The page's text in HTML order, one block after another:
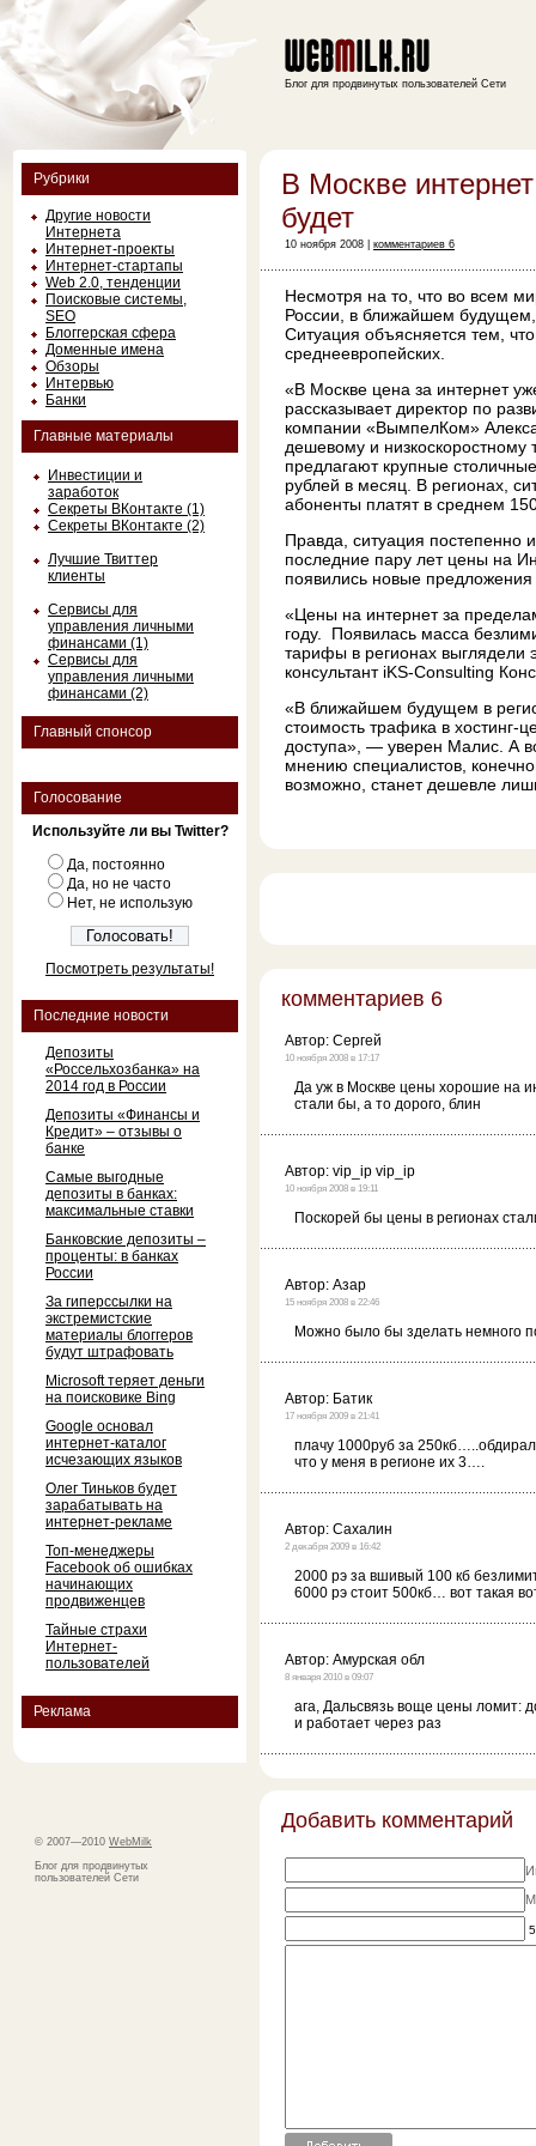
Рубрики
Другие новости
Интернета
Интернет-проекты
Интернет-стартапы
Web 2.0, тенденции
Поисковые системы,
SEO
Блоггерская сфера
Доменные имена
Обзоры
Интервью
Банки
Главные материалы
Инвестиции и
заработок
Секреты ВКонтакте (1)
Секреты ВКонтакте (2)
Лучшие Твиттер
клиенты
Сервисы для
управления личными
финансами (1)
Сервисы для
управления личными
финансами (2)
Главный спонсор
Голосование
Используйте ли вы Twitter?
Да, постоянно
Да, но не часто
Нет, не использую
Посмотреть результаты!
Последние новости
Депозиты
«Россельхозбанка» на
2014 год в России
Депозиты «Финансы и
Кредит» – отзывы о
банке
Самые выгодные
депозиты в банках:
максимальные ставки
Банковские депозиты –
проценты: в банках
России
За гиперссылки на
экстремистские
материалы блоггеров
будут штрафовать
Microsoft теряет деньги
на поисковике Bing
Google основал
интернет-каталог
исчезающих языков
Олег Тиньков будет
зарабатывать на
интернет-рекламе
Топ-менеджеры
Facebook об ошибках
начинающих
продвиженцев
Тайные страхи
Интернет-
пользователей
Реклама
© 2007—2010 WebMilk
Блог для продвинутых
пользователей Сети
Блог для продвинутых пользователей Сети
В Москве
будет
10 ноября 2008 | комментариев 6
Несмотря на то, что во всем
России, в ближайшем
Ситуация объясняется тем,
среднеевропейских.
«В Москве цена за интернет
рассказывает директор по
компании «ВымпелКом»
дешевому и
предлагают крупные
рублей в месяц. В регионах,
абоненты платят в среднем
Правда, ситуация постепенно
последние пару лет цены на
появились новые
«Цены на интернет за
году. Появилась масса
тарифы в регионах выглядели
консультант iKS-Consulting
«В ближайшем будущем в
стоимость трафика в хостинг-
доступа», — уверен Малис. А
мнению специалистов,
возможно, станет дешевле
комментариев 6
Автор: Сергей
10 ноября 2008 в 17:17
Да уж в Москве цены хорошие на
стали бы, а то дорого, блин
Автор: vip_ip vip_ip
10 ноября 2008 в 19:11
Поскорей бы цены в регионах
Автор: Азар
15 ноября 2008 в 22:46
Можно было бы зделать немного
Автор: Батик
17 ноября 2009 в 21:41
плачу 1000руб за
что у меня в регионе их 3….
Автор: Сахалин
2 декабря 2009 в 16:42
2000 рэ за вшивый 100 кб
6000 рэ стоит 500кб… вот такая
Автор: Амурская обл
8 января 2010 в 09:07
ага, Дальсвязь воще цены ломит:
и работает через раз
Добавить комментарий